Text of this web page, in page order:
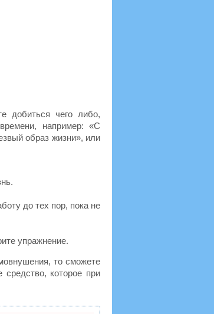
добиться чего либо,
например: «С
образ жизни», или
до тех пор, пока не
упражнение.
то сможете
которое при